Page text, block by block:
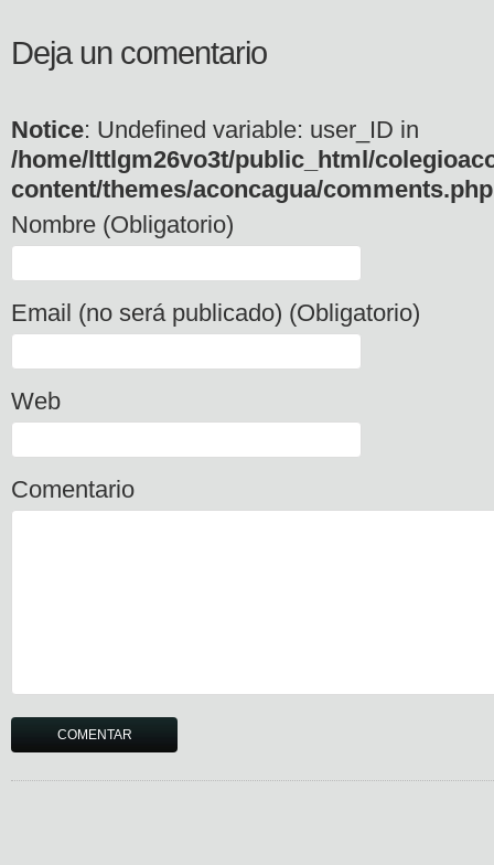
Deja un comentario
Notice: Undefined variable: user_ID in
/home/lttlgm26vo3t/public_html/
content/themes/aconcagua/comments.php
Nombre (Obligatorio)
Email (no será publicado) (Obligatorio)
Web
Comentario